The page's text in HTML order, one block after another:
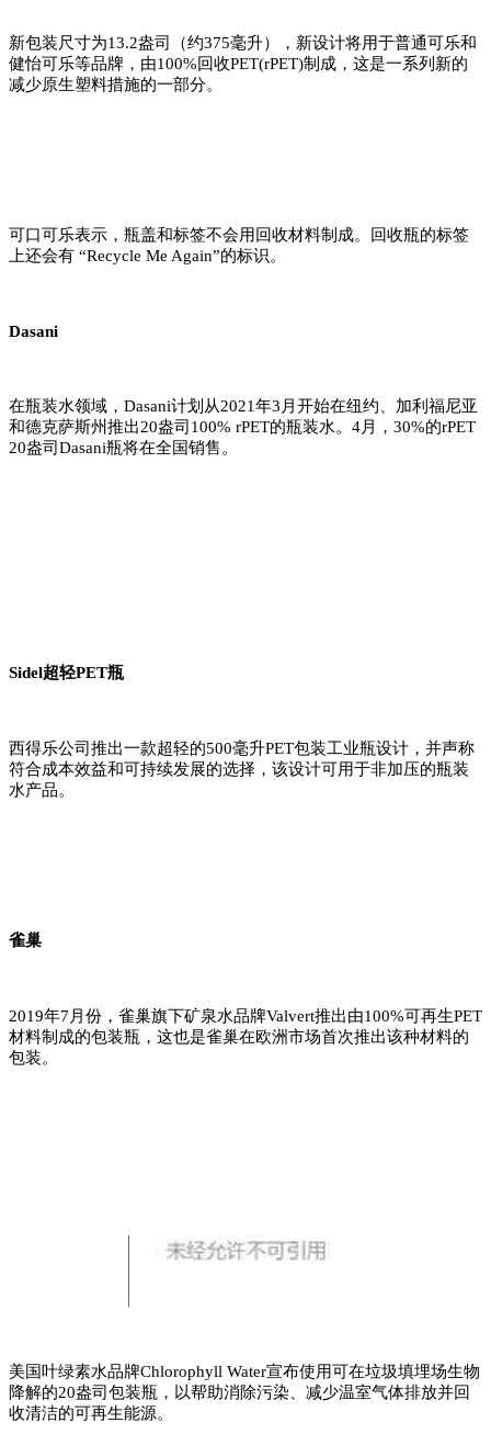
新包装尺寸为13.2盎司（约375毫升），新设计将用于普通可乐和
健怡可乐等品牌，由100%回收PET(rPET)制成，这是一系列新的
减少原生塑料措施的一部分。
可口可乐表示，瓶盖和标签不会用回收材料制成。回收瓶的标签
上还会有 “Recycle Me Again”的标识。
Dasani
在瓶装水领域，Dasani计划从2021年3月开始在纽约、加利福尼亚
和德克萨斯州推出20盎司100% rPET的瓶装水。4月，30%的rPET
20盎司Dasani瓶将在全国销售。
Sidel超轻PET瓶
西得乐公司推出一款超轻的500毫升PET包装工业瓶设计，并声称
符合成本效益和可持续发展的选择，该设计可用于非加压的瓶装
水产品。
雀巢
2019年7月份，雀巢旗下矿泉水品牌Valvert推出由100%可再生PET
材料制成的包装瓶，这也是雀巢在欧洲市场首次推出该种材料的
包装。
美国叶绿素水品牌Chlorophyll Water宣布使用可在垃圾填埋场生物
降解的20盎司包装瓶，以帮助消除污染、减少温室气体排放并回
收清洁的可再生能源。